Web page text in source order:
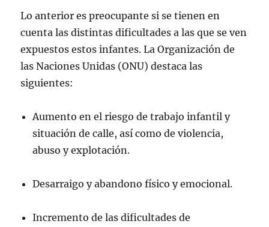
Lo anterior es preocupante si se tienen en
cuenta las distintas dificultades a las que se ven
expuestos estos infantes. La Organización de
las Naciones Unidas (ONU) destaca las
siguientes:
Aumento en el riesgo de trabajo infantil y
situación de calle, así como de violencia,
abuso y explotación.
Desarraigo y abandono físico y emocional.
Incremento de las dificultades de